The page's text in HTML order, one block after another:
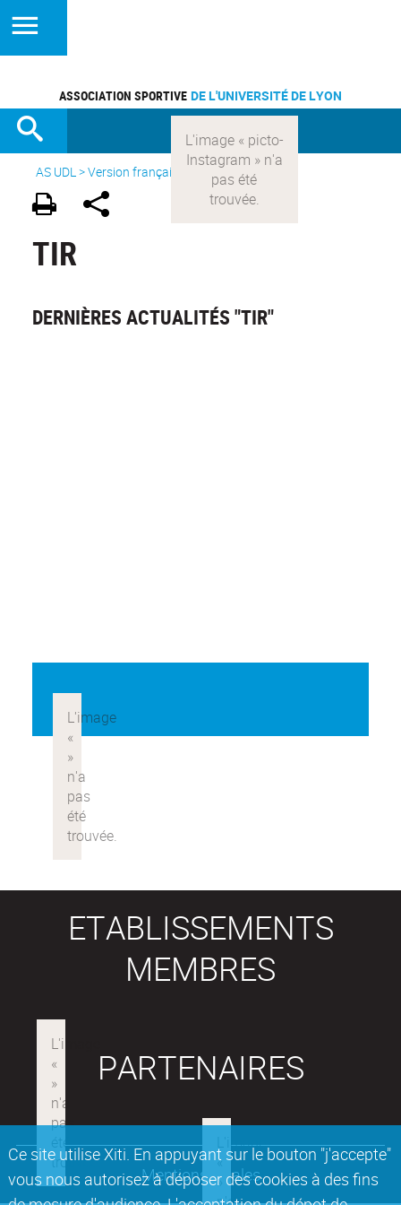
Ce site utilise Xiti. En appuyant sur le bouton "j'accepte"
vous nous autorisez à déposer des cookies à des fins
ASSOCIATION SPORTIVE DE L'UNIVERSITÉ DE LYON
AS UDL>Version française > Les sports >
TIR
DERNIÈRES ACTUALITÉS "TIR"
ETABLISSEMENTS
MEMBRES
PARTENAIRES
Mentions légales